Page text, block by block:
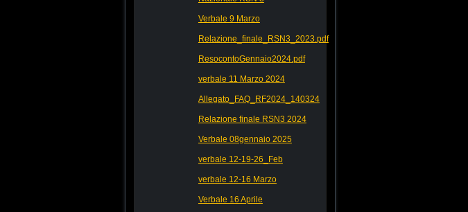
Verbale 9 Marzo
Relazione_finale_RSN3_2023.pdf
ResocontoGennaio2024.pdf
verbale 11 Marzo 2024
Allegato_FAQ_RF2024_140324
Relazione finale RSN3 2024
Verbale 08gennaio 2025
verbale 12-19-26_Feb
verbale 12-16 Marzo
Verbale 16 Aprile